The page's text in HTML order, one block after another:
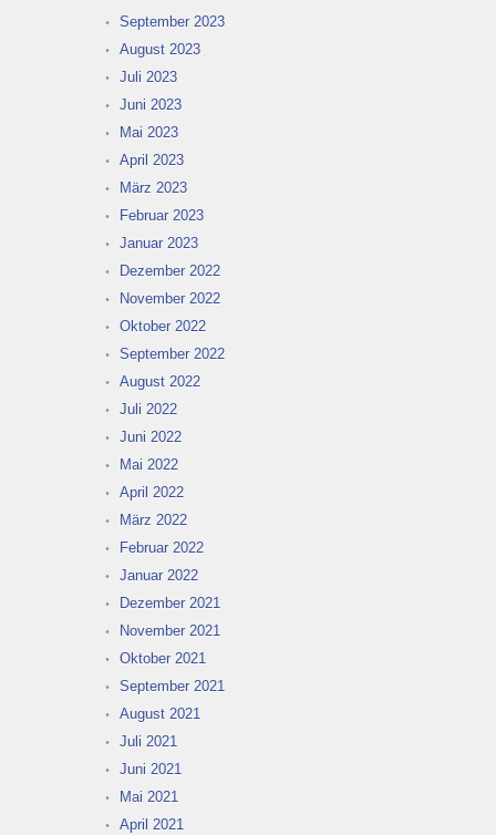
September 2023
August 2023
Juli 2023
Juni 2023
Mai 2023
April 2023
März 2023
Februar 2023
Januar 2023
Dezember 2022
November 2022
Oktober 2022
September 2022
August 2022
Juli 2022
Juni 2022
Mai 2022
April 2022
März 2022
Februar 2022
Januar 2022
Dezember 2021
November 2021
Oktober 2021
September 2021
August 2021
Juli 2021
Juni 2021
Mai 2021
April 2021